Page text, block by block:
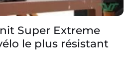
Super Extreme
le plus résistant